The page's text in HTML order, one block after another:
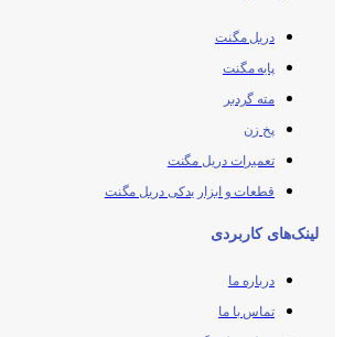
دریل مگنت
پایه مگنت
مته گردبر
پخ زن
تعمیرات دریل مگنت
قطعات و ابزار یدکی دریل مگنت
لینک‌های کاربردی
درباره ما
تماس با ما